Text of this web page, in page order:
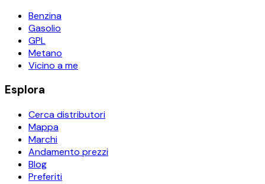
Benzina
Gasolio
GPL
Metano
Vicino a me
Esplora
Cerca distributori
Mappa
Marchi
Andamento prezzi
Blog
Preferiti